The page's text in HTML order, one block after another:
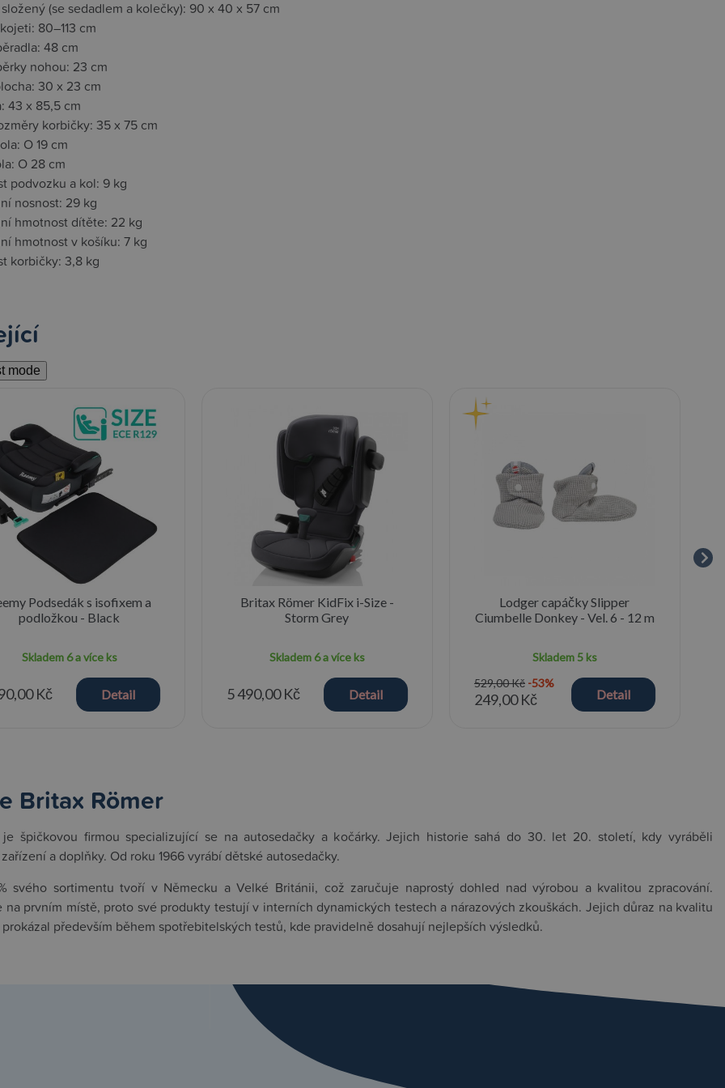
(se sedadlem a kolečky): 90 x 40 x 57 cm
80–113 cm
48 cm
nohou: 23 cm
30 x 23 cm
43 x 85,5 cm
korbičky: 35 x 75 cm
O 19 cm
O 28 cm
podvozku a kol: 9 kg
nosnost: 29 kg
hmotnost dítěte: 22 kg
hmotnost v košíku: 7 kg
korbičky: 3,8 kg
mode
Podsedák s isofixem a
podložkou - Black
Skladem 6 a více ks
Kč Detail
Britax Römer KidFix i-Size -
Storm Grey
Skladem 6 a více ks
5 490,00 Kč Detail
Lodger capáčky Slipper
Ciumbelle Donkey - Vel. 6 - 12 m
Skladem 5 ks
529,00 Kč -53%
249,00 Kč Detail
Britax Römer
je špičkovou firmou specializující se na autosedačky a kočárky. Jejich historie sahá do 30. let 20. století, kdy vyráběli
a doplňky. Od roku 1966 vyrábí dětské autosedačky.
svého sortimentu tvoří v Německu a Velké Británii, což zaručuje naprostý dohled nad výrobou a kvalitou zpracování.
na prvním místě, proto své produkty testují v interních dynamických testech a nárazových zkouškách. Jejich důraz na kvalitu
především během spotřebitelských testů, kde pravidelně dosahují nejlepších výsledků.